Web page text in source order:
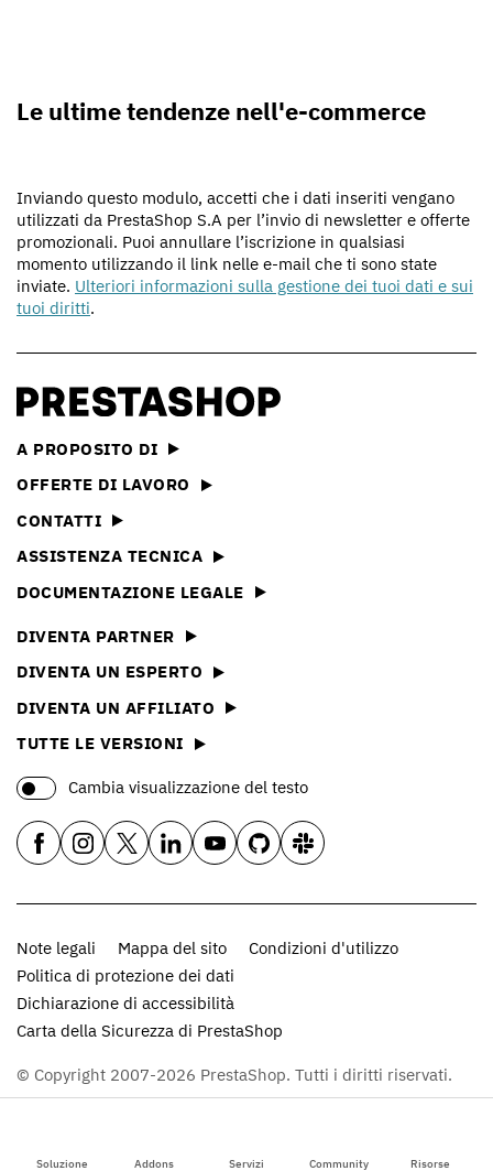
Soluzione Addons Servizi Community Risorse
Le ultime tendenze nell'e-commerce
Inviando questo modulo, accetti che i dati inseriti vengano
utilizzati da PrestaShop S.A per l’invio di newsletter e offerte
promozionali. Puoi annullare l’iscrizione in qualsiasi
momento utilizzando il link nelle e-mail che ti sono state
inviate. Ulteriori informazioni sulla gestione dei tuoi dati e sui
tuoi diritti.
A PROPOSITO DI
OFFERTE DI LAVORO
CONTATTI
ASSISTENZA TECNICA
DOCUMENTAZIONE LEGALE
DIVENTA PARTNER
DIVENTA UN ESPERTO
DIVENTA UN AFFILIATO
TUTTE LE VERSIONI
Cambia visualizzazione del testo
Note legali Mappa del sito
Condizioni d'utilizzo
Politica di protezione dei dati
Dichiarazione di accessibilità
Carta della Sicurezza di PrestaShop
© Copyright 2007-2026 PrestaShop. Tutti i diritti riservati.